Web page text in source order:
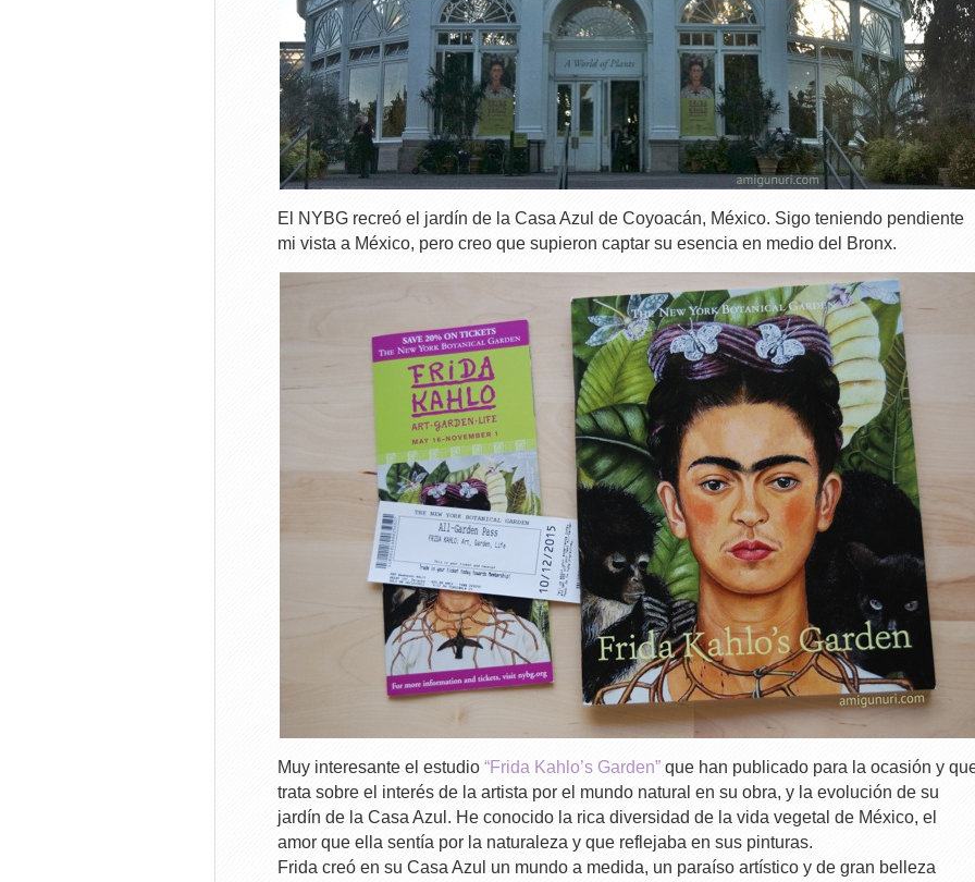
El NYBG recreó el jardín de la Casa Azul de Coyoacán, México. Sigo teniendo pendiente
mi vista a México, pero creo que supieron captar su esencia en medio del Bronx.
Muy interesante el estudio “Frida Kahlo’s Garden” que han publicado para la ocasión y
trata sobre el interés de la artista por el mundo natural en su obra, y la evolución de su
jardín de la Casa Azul. He conocido la rica diversidad de la vida vegetal de México, el
amor que ella sentía por la naturaleza y que reflejaba en sus pinturas.
Frida creó en su Casa Azul un mundo a medida, un paraíso artístico y de gran belleza